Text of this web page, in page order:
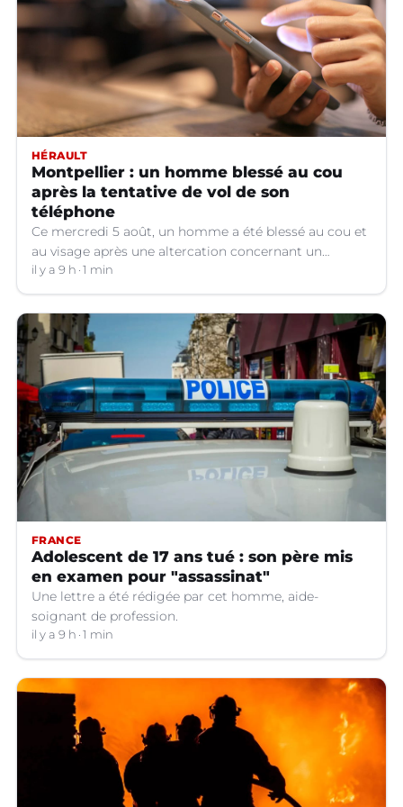
HÉRAULT
Montpellier : un homme blessé au cou
après la tentative de vol de son
téléphone
Ce mercredi 5 août, un homme a été blessé au cou et
au visage après une altercation concernant un
téléphone portable à Montpellier (Hérault).
il y a 9 h 1 min
FRANCE
Adolescent de 17 ans tué : son père mis
en examen pour "assassinat"
Une lettre a été rédigée par cet homme, aide-
soignant de profession.
il y a 9 h 1 min